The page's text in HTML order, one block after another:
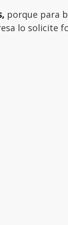
porque para
lo solicite